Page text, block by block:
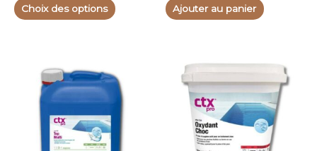
Choix des options du
Ajouter au panier